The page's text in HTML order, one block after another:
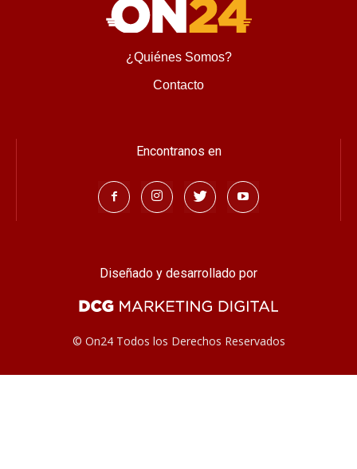
¿Quiénes Somos?
Contacto
Encontranos en
Diseñado y desarrollado por
© On24 Todos los Derechos Reservados